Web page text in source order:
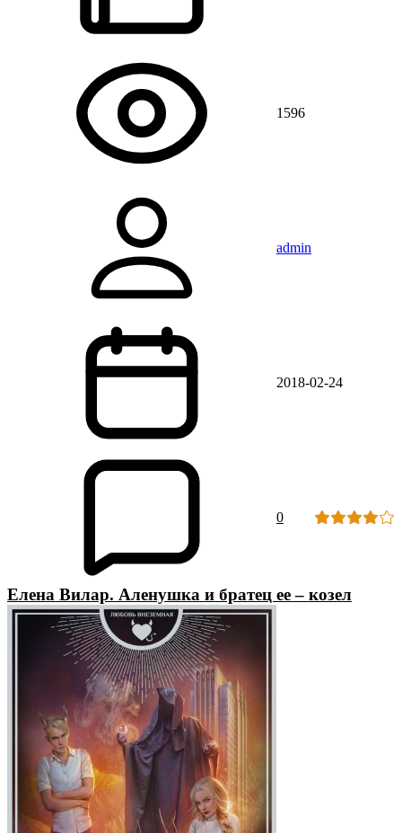
1596
admin
2018-02-24
0
Елена Вилар. Аленушка и братец ее – козел